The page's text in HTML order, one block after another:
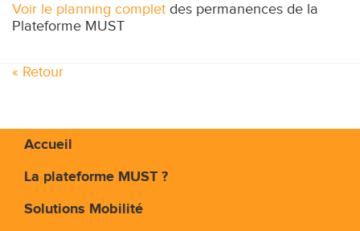
Voir le planning complet des permanences de la
Plateforme MUST
« Retour
Accueil
La plateforme MUST ?
Solutions Mobilité